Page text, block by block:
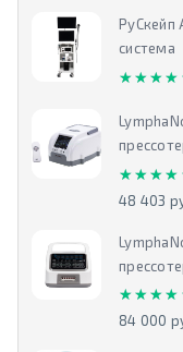
РуСкейп
система
48 403
84 000